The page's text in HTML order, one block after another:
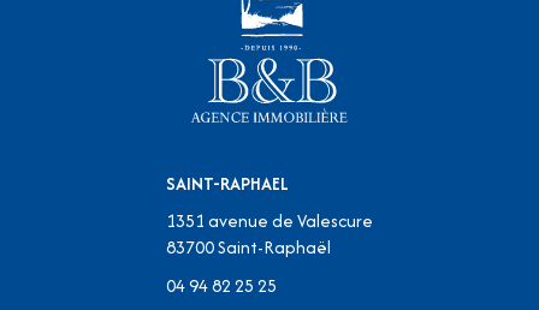
SAINT-RAPHAEL
1351 avenue de Valescure
83700Saint-Raphaël
04 94 82 25 25